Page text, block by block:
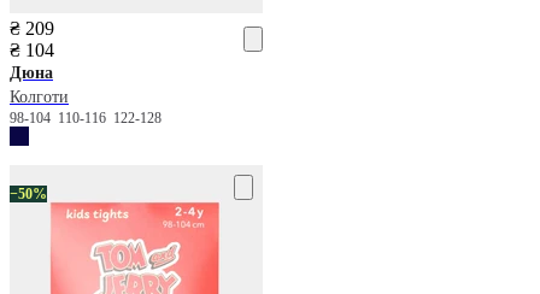
₴ 209
₴ 104
Дюна
Колготи
98-104 110-116 122-128
−50%